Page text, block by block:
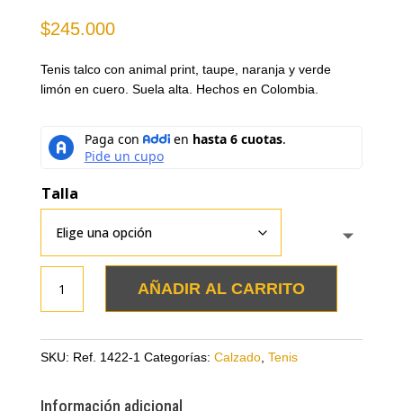
$245.000
Tenis talco con animal print, taupe, naranja y verde
limón en cuero. Suela alta. Hechos en Colombia.
Talla
taupe
print,
AÑADIR AL CARRITO
SKU: Ref. 1422-1 Categorías: Calzado, Tenis
Información adicional